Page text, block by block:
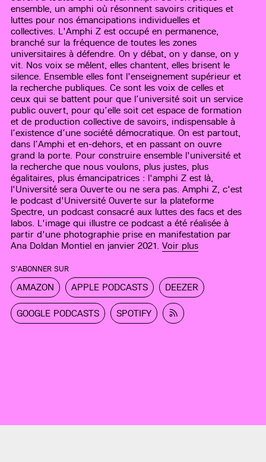
ensemble, un amphi où résonnent savoirs critiques et
luttes pour nos émancipations individuelles et
collectives. L'Amphi Z est occupé en permanence,
branché sur la fréquence de toutes les zones
universitaires à défendre. On y débat, on y danse, on y
vit. Nos voix se mêlent, elles chantent, elles brisent le
silence. Ensemble elles font l'enseignement supérieur et
la recherche publiques. Ce sont les voix de celles et
ceux qui se battent pour que l’université soit un service
public ouvert, pour qu’elle soit cet espace de formation
et de production collective de savoirs, indispensable à
l’existence d’une société démocratique. On est partout,
dans l’Amphi et en-dehors, et en passant on ouvre
grand la porte. Pour construire ensemble l'université et
la recherche que nous voulons, plus justes, plus
égalitaires, plus émancipatrices : l'amphi Z est là,
l'Université sera Ouverte ou ne sera pas. Amphi Z, c'est
le podcast d'Université Ouverte sur la plateforme
Spectre, un podcast consacré aux luttes des facs et des
labos. L'image qui illustre ce podcast a été réalisée à
partir d'une photographie prise en manifestation par
Ana Doldan Montiel en janvier 2021.Voir plus
S’ABONNER SUR
AMAZON APPLE PODCASTS DEEZER
GOOGLE PODCASTS SPOTIFY